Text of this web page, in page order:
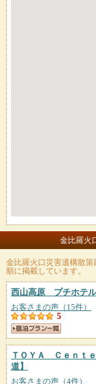
金比羅火
金比羅火口災害遺構散策
順に掲載しています。
西山高原 プチホテ
お客さまの声（15件）
5
ＴＯＹＡ Ｃｅｎｔ
道】
お客さまの声（4件）